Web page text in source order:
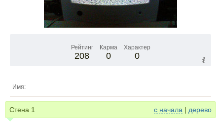
Рейтинг
208
Карма
0
Характер
0
Имя:
Стена 1 с начала | дерево